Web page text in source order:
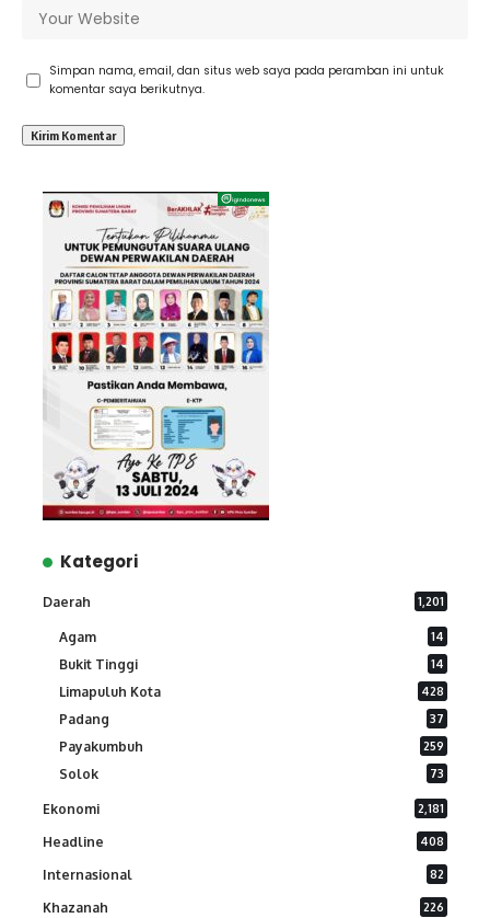
Simpan nama, email, dan situs web saya pada peramban ini untuk
komentar saya berikutnya.
Kategori
Daerah 1,201
Agam 14
Bukit Tinggi 14
Limapuluh Kota 428
Padang 37
Payakumbuh 259
Solok 73
Ekonomi 2,181
Headline 408
Internasional 82
Khazanah 226